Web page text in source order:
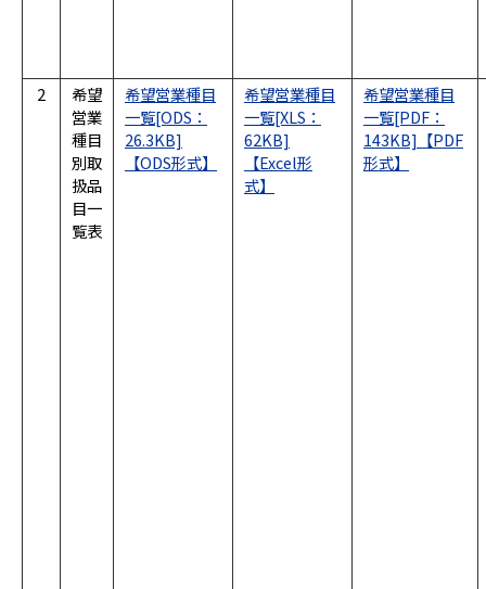
2
希望
営業
種目
別取
扱品
目一
覧表
希望営業種目
一覧[ODS：
26.3KB]
希望営業種目
一覧[XLS：
62KB]
希望営業種目
一覧[PDF：
143KB]